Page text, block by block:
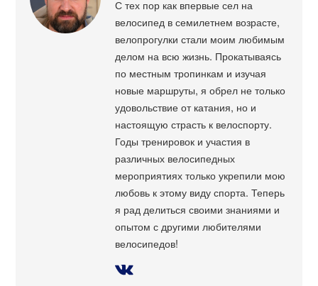
С тех пор как впервые сел на
велосипед в семилетнем возрасте,
велопрогулки стали моим любимым
делом на всю жизнь. Прокатываясь
по местным тропинкам и изучая
новые маршруты, я обрел не только
удовольствие от катания, но и
настоящую страсть к велоспорту.
Годы тренировок и участия в
различных велосипедных
мероприятиях только укрепили мою
любовь к этому виду спорта. Теперь
я рад делиться своими знаниями и
опытом с другими любителями
велосипедов!